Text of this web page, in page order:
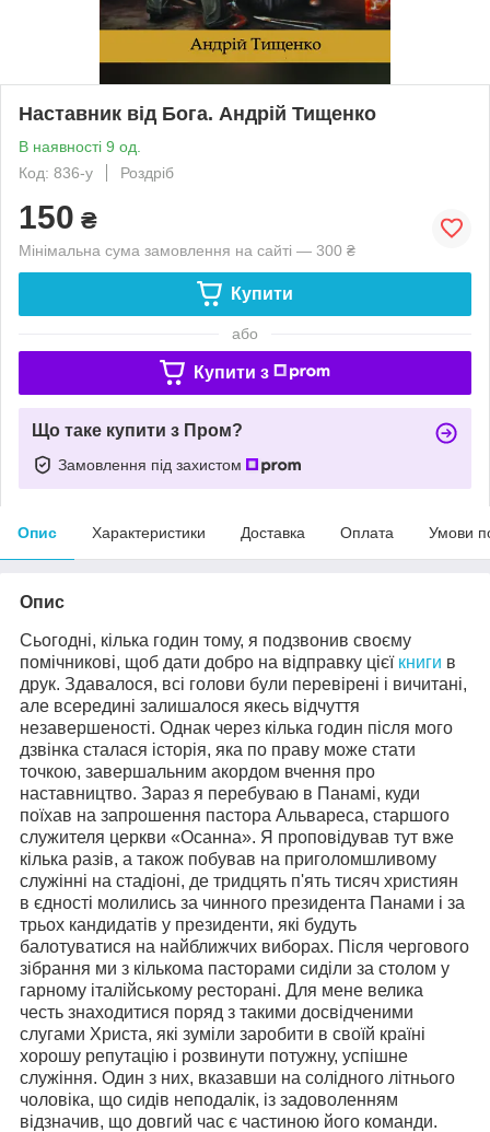
Наставник від Бога. Андрій Тищенко
В наявності 9 од.
Код: 836-у
Роздріб
150 ₴
Мінімальна сума замовлення на сайті — 300 ₴
Купити
або
Купити з
Що таке купити з Пром?
Замовлення під захистом
Опис Характеристики Доставка Оплата Умови
Опис
Сьогодні, кілька годин тому, я подзвонив своєму
помічникові, щоб дати добро на відправку цієї книги в
друк. Здавалося, всі голови були перевірені і вичитані,
але всередині залишалося якесь відчуття
незавершеності. Однак через кілька годин після мого
дзвінка сталася історія, яка по праву може стати
точкою, завершальним акордом вчення про
наставництво. Зараз я перебуваю в Панамі, куди
поїхав на запрошення пастора Альвареса, старшого
служителя церкви «Осанна». Я проповідував тут вже
кілька разів, а також побував на приголомшливому
служінні на стадіоні, де тридцять п'ять тисяч християн
в єдності молились за чинного президента Панами і за
трьох кандидатів у президенти, які будуть
балотуватися на найближчих виборах. Після чергового
зібрання ми з кількома пасторами сиділи за столом у
гарному італійському ресторані. Для мене велика
честь знаходитися поряд з такими досвідченими
слугами Христа, які зуміли заробити в своїй країні
хорошу репутацію і розвинути потужну, успішне
служіння. Один з них, вказавши на солідного літнього
чоловіка, що сидів неподалік, із задоволенням
відзначив, що довгий час є частиною його команди.